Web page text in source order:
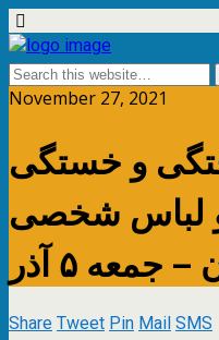
November 27, 2021
و خستگی
و لباس شخصی
۵ آذر
ShareTweetPinMailSMS